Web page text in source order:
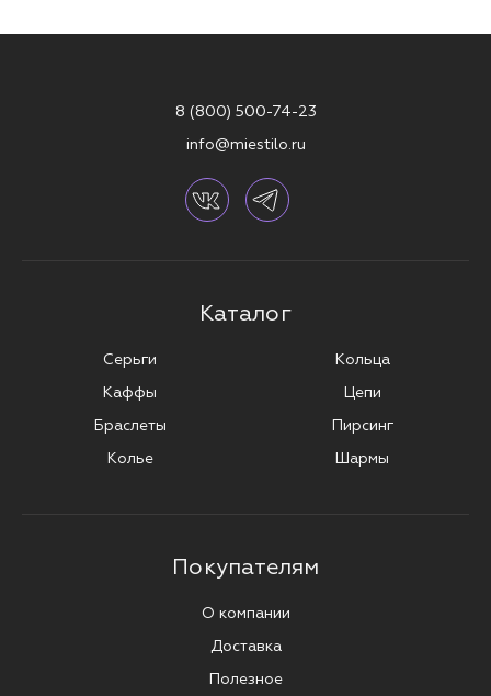
8 (800) 500-74-23
info@miestilo.ru
Каталог
Серьги
Каффы
Браслеты
Колье
Кольца
Цепи
Пирсинг
Шармы
Покупателям
О компании
Доставка
Полезное